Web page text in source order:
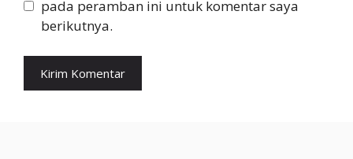
pada peramban ini untuk komentar saya
berikutnya.